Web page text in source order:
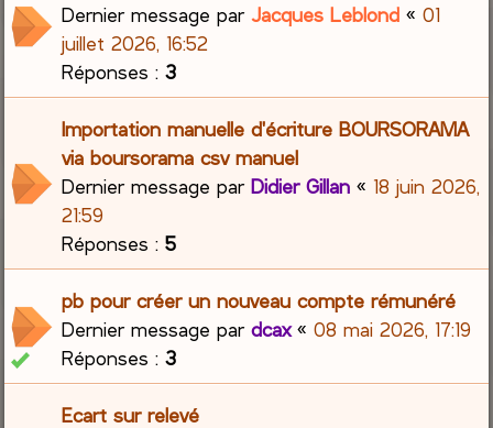
Dernier message parJacques Leblond «01
juillet 2026, 16:52
Réponses :3
Importation manuelle d'écriture BOURSORAMA
via boursorama csv manuel
Dernier message parDidier Gillan « 18 juin 2026,
21:59
Réponses :5
pb pour créer un nouveau compte rémunéré
Dernier message pardcax«08 mai 2026, 17:19
Réponses :3
Ecart sur relevé